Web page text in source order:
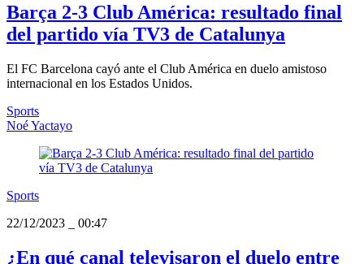
Barça 2-3 Club América: resultado final
del partido vía TV3 de Catalunya
El FC Barcelona cayó ante el Club América en duelo amistoso
internacional en los Estados Unidos.
Sports
Noé Yactayo
Sports
22/12/2023
00:47
¿En qué canal televisaron el duelo entre